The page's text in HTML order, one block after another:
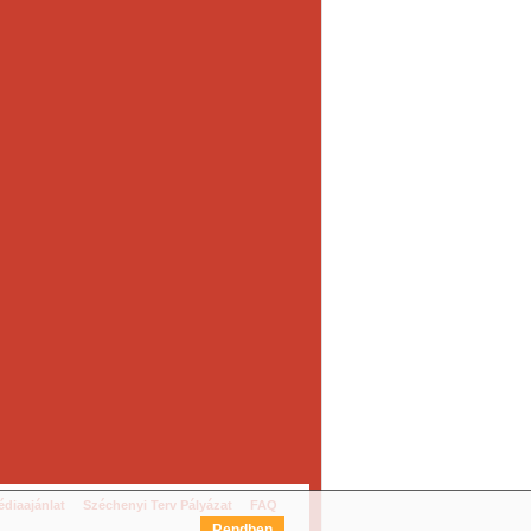
Széchenyi Terv Pályázat FAQ